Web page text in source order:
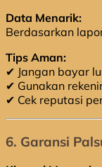
Data Menarik:
Berdasarkan
Tips Aman:
✔ Jangan bayar
✔ Gunakan
✔ Cek reputasi
6. Garansi